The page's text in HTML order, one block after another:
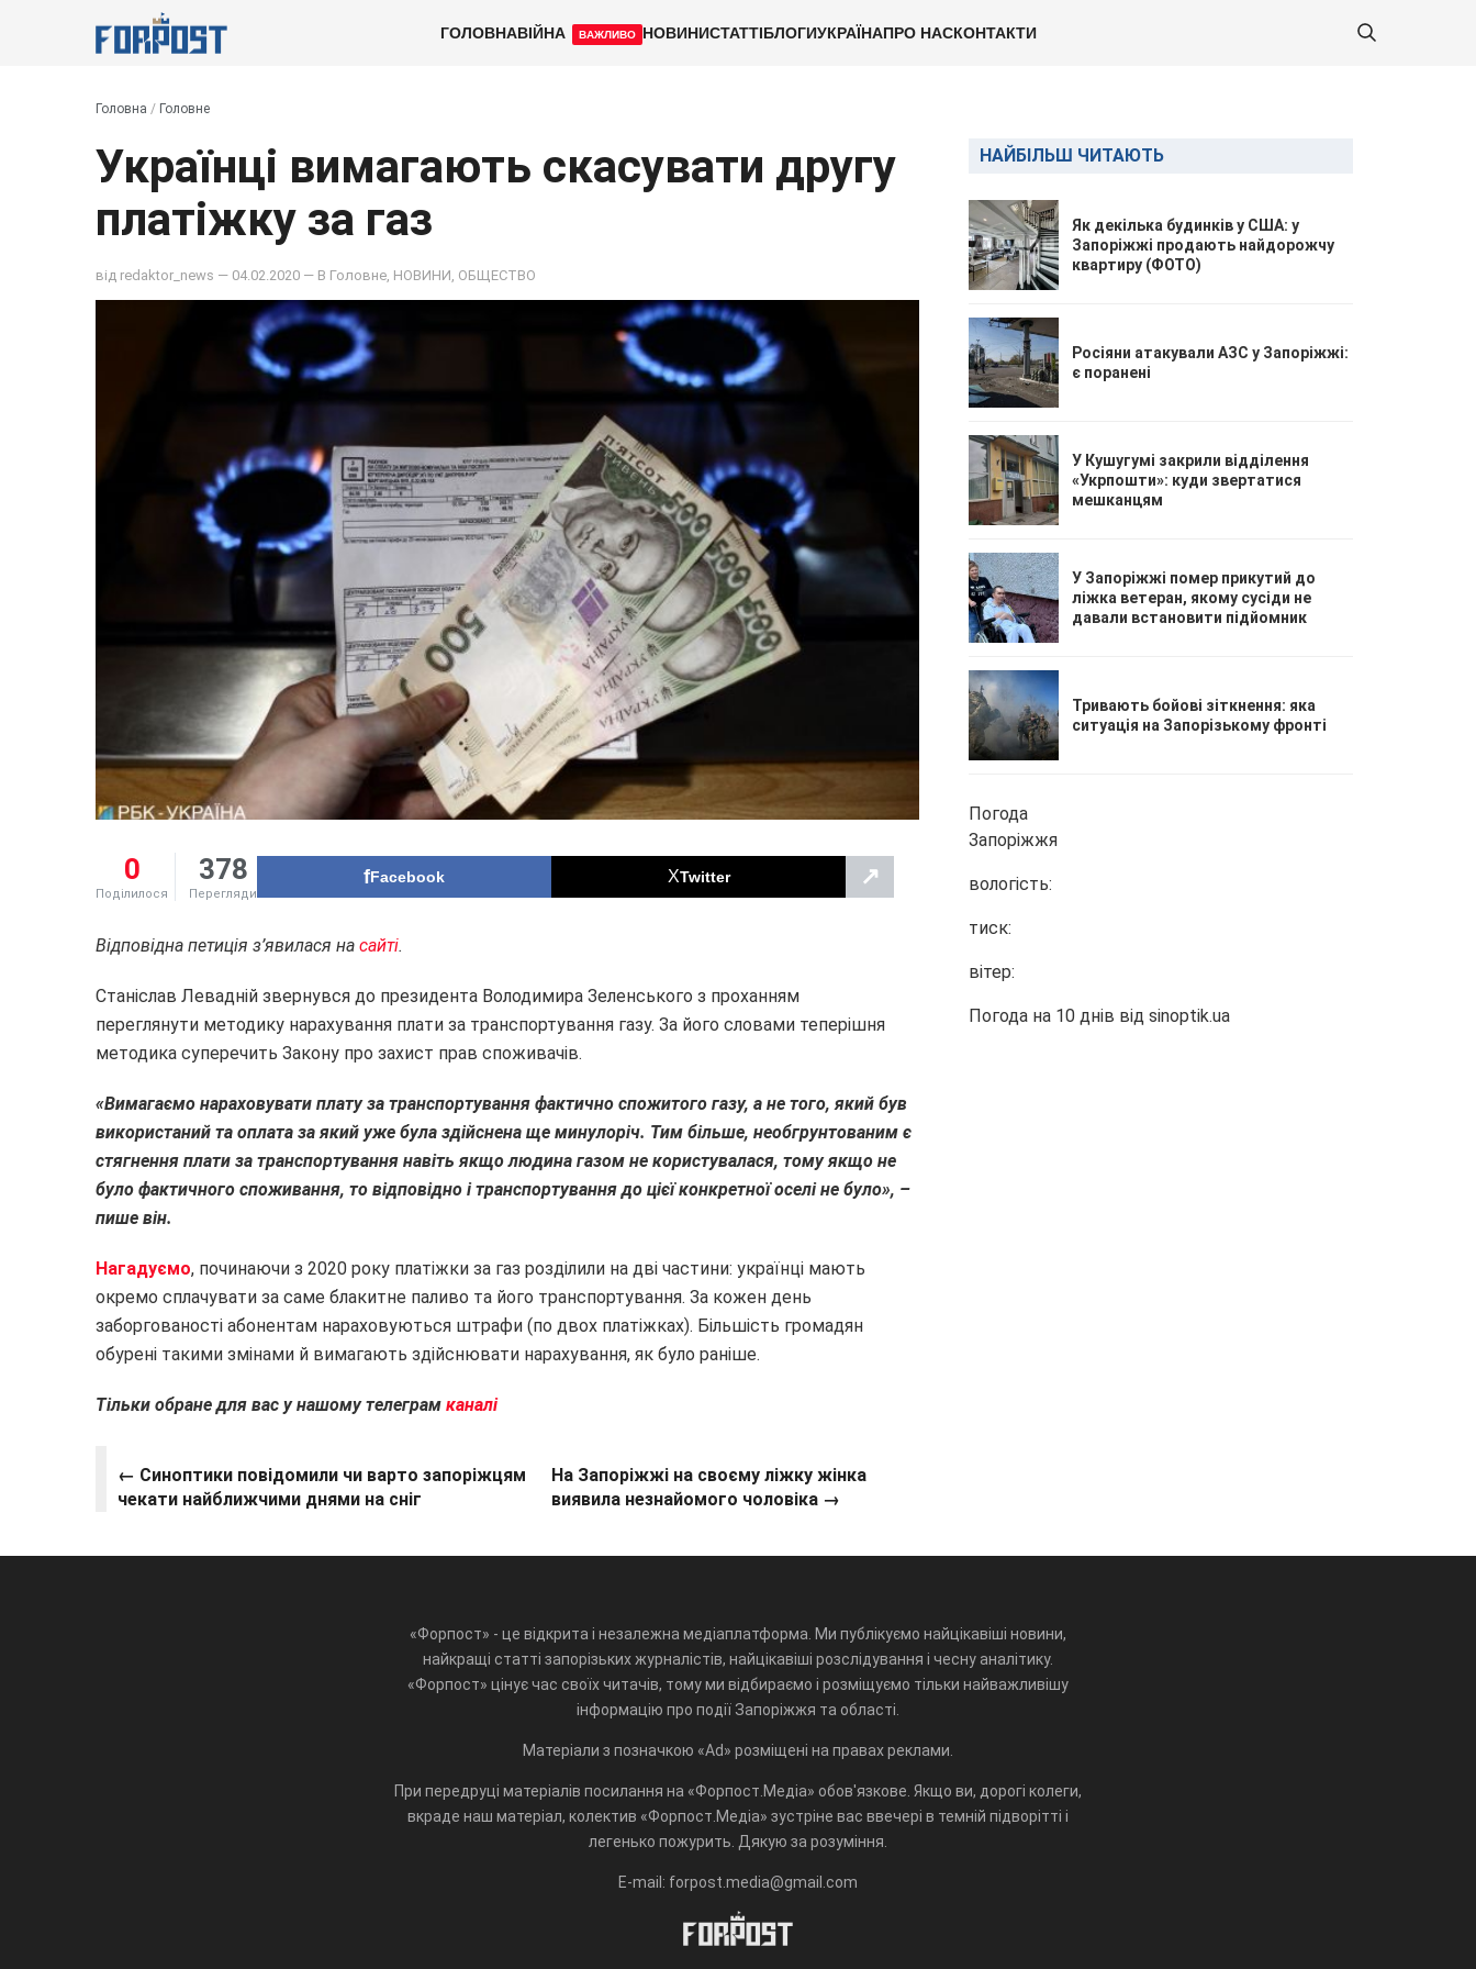
ГОЛОВНАВІЙНА ВАЖЛИВО НОВИНИСТАТТІБЛОГИУКРАЇНАПРО НАСКОНТАКТИ
Головна / Головне
Українці вимагають скасувати другу
платіжку за газ
від redaktor_news — 04.02.2020 — В Головне НОВИНИ ОБЩЕСТВО
0
Поділилося
378
Перегляди
Facebook Twitter ↗
Відповідна петиція з’явилася на сайті.
Станіслав Левадній звернувся до президента Володимира Зеленського з проханням
переглянути методику нарахування плати за транспортування газу. За його словами теперішня
методика суперечить Закону про захист прав споживачів.
«Вимагаємо нараховувати плату за транспортування фактично спожитого газу, а не того, який був
використаний та оплата за який уже була здійснена ще минулоріч. Тим більше, необгрунтованим є
стягнення плати за транспортування навіть якщо людина газом не користувалася, тому якщо не
було фактичного споживання, то відповідно і транспортування до цієї конкретної оселі не було», –
пише він.
Нагадуємо, починаючи з 2020 року платіжки за газ розділили на дві частини: українці мають
окремо сплачувати за саме блакитне паливо та його транспортування. За кожен день
заборгованості абонентам нараховуються штрафи (по двох платіжках). Більшість громадян
обурені такими змінами й вимагають здійснювати нарахування, як було раніше.
Тільки обране для вас у нашому телеграм каналі
← Синоптики повідомили чи варто запоріжцям
чекати найближчими днями на сніг
На Запоріжжі на своєму ліжку жінка
виявила незнайомого чоловіка →
НАЙБІЛЬШ ЧИТАЮТЬ
Як декілька будинків у США: у
Запоріжжі продають найдорожчу
квартиру (ФОТО)
Росіяни атакували АЗС у Запоріжжі:
є поранені
У Кушугумі закрили відділення
«Укрпошти»: куди звертатися
мешканцям
У Запоріжжі помер прикутий до
ліжка ветеран, якому сусіди не
давали встановити підйомник
Тривають бойові зіткнення: яка
ситуація на Запорізькому фронті
Погода
Запоріжжя
вологість:
тиск:
вітер:
Погода на 10 днів від sinoptik.ua
«Форпост» - це відкрита і незалежна медіаплатформа. Ми публікуємо найцікавіші новини,
найкращі статті запорізьких журналістів, найцікавіші розслідування і чесну аналітику.
«Форпост» цінує час своїх читачів, тому ми відбираємо і розміщуємо тільки найважливішу
інформацію про події Запоріжжя та області.
Матеріали з позначкою «Ad» розміщені на правах реклами.
При передруці матеріалів посилання на «Форпост.Медіа» обов'язкове. Якщо ви, дорогі колеги,
вкраде наш матеріал, колектив «Форпост.Медіа» зустріне вас ввечері в темній підворітті і
легенько пожурить. Дякую за розуміння.
E-mail: forpost.media@gmail.com